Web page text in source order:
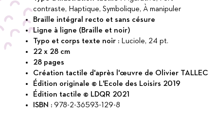
contraste, Haptique, Symbolique, À manipuler
Braille intégral recto et sans césure
Ligne à ligne (Braille et noir)
Typo et corps texte noir : Luciole, 24 pt.
22 x 28 cm
28 pages
Création tactile d'après l'œuvre de Olivier TALLEC
Édition originale © L'Ecole des Loisirs 2019
Édition tactile © LDQR 2021
ISBN : 978-2-36593-129-8